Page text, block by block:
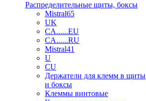
Распределительные щиты, боксы
Mistral65
UK
CA......EU
CA......RU
Mistral41
U
CU
Держатели для клемм в щиты
и боксы
Клеммы винтовые